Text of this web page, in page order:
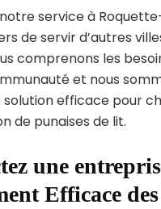
service à
de servir d’autres
comprenons les
et nous
solution efficace pour
de punaises de lit.
une
Efficace